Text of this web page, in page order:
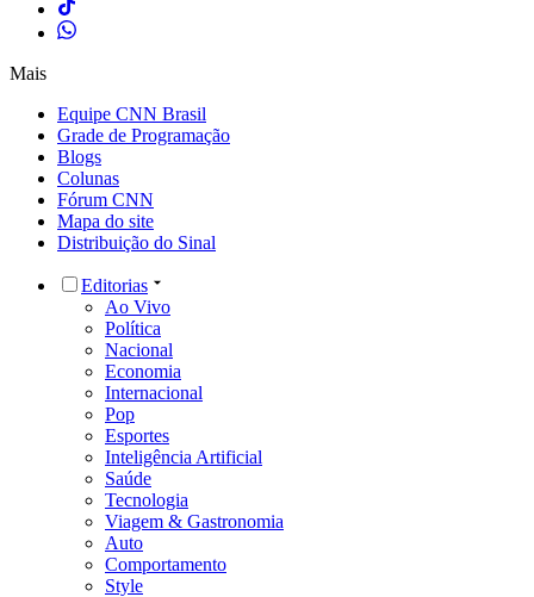
Mais
Equipe CNN Brasil
Grade de Programação
Blogs
Colunas
Fórum CNN
Mapa do site
Distribuição do Sinal
Editorias
Ao Vivo
Política
Nacional
Economia
Internacional
Pop
Esportes
Inteligência Artificial
Saúde
Tecnologia
Viagem & Gastronomia
Auto
Comportamento
Style